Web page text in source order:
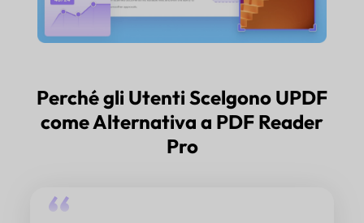
Perché gli Utenti Scelgono UPDF
come Alternativa a PDF Reader
Pro